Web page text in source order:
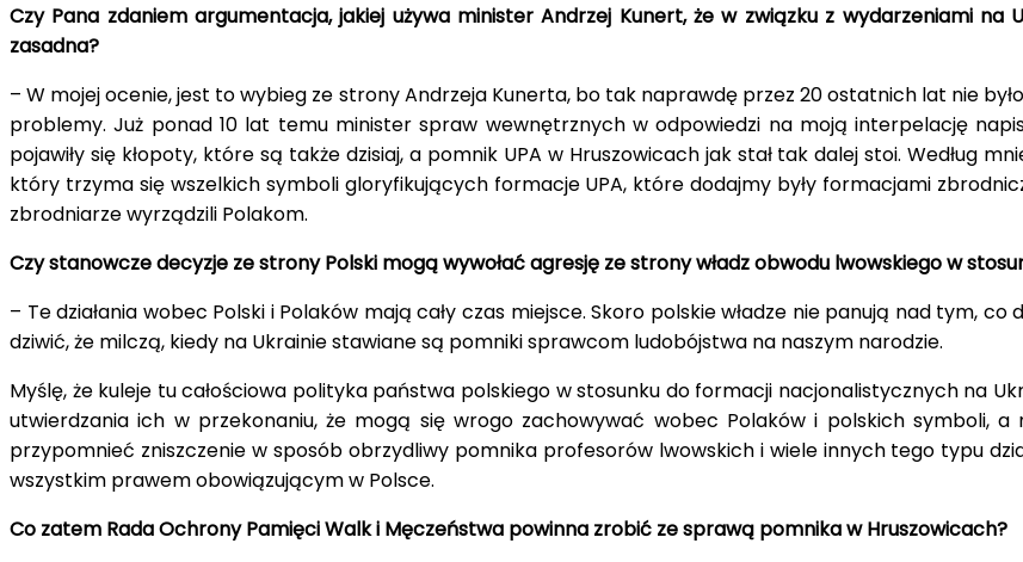
Czy Pana zdaniem argumentacja, jakiej używa minister Andrzej Kunert, że w związku z wydarzeniami
zasadna?
– W mojej ocenie, jest to wybieg ze strony Andrzeja Kunerta, bo tak naprawdę przez 20 ostatnich lat nie
problemy. Już ponad 10 lat temu minister spraw wewnętrznych w odpowiedzi na moją interpelację
pojawiły się kłopoty, które są także dzisiaj, a pomnik UPA w Hruszowicach jak stał tak dalej stoi. Według
który trzyma się wszelkich symboli gloryfikujących formacje UPA, które dodajmy były formacjami
zbrodniarze wyrządzili Polakom.
Czy stanowcze decyzje ze strony Polski mogą wywołać agresję ze strony władz obwodu lwowskiego w
– Te działania wobec Polski i Polaków mają cały czas miejsce. Skoro polskie władze nie panują nad tym,
dziwić, że milczą, kiedy na Ukrainie stawiane są pomniki sprawcom ludobójstwa na naszym narodzie.
Myślę, że kuleje tu całościowa polityka państwa polskiego w stosunku do formacji nacjonalistycznych na
utwierdzania ich w przekonaniu, że mogą się wrogo zachowywać wobec Polaków i polskich symboli,
przypomnieć zniszczenie w sposób obrzydliwy pomnika profesorów lwowskich i wiele innych tego typu
wszystkim prawem obowiązującym w Polsce.
Co zatem Rada Ochrony Pamięci Walk i Męczeństwa powinna zrobić ze sprawą pomnika w Hruszowicach?